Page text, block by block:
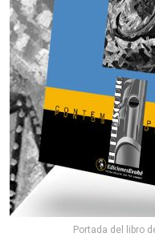
Portada del libro